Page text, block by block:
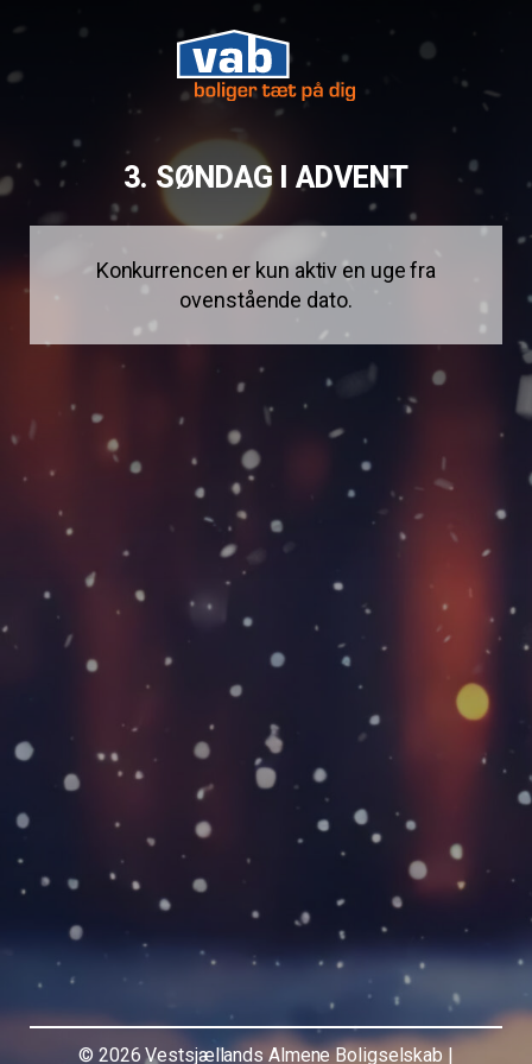
3. SØNDAG I ADVENT
Konkurrencen er kun aktiv en uge fra
ovenstående dato.
© 2026 Vestsjællands Almene Boligselskab |